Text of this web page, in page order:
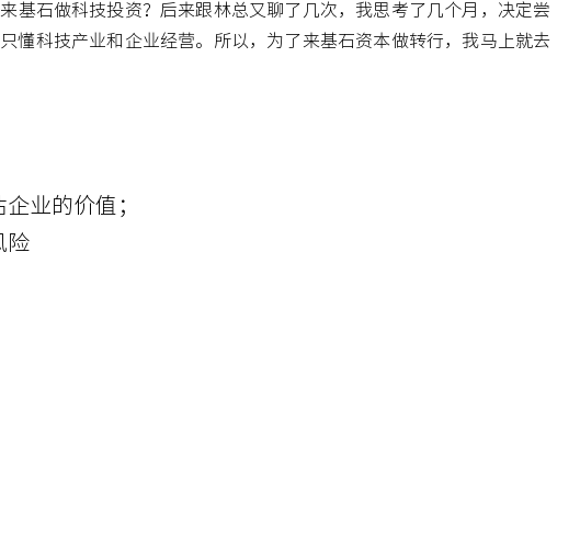
基石做科技投资？后来跟林总又聊了几次，我思考了几个月，决定尝
科技产业和企业经营。所以，为了来基石资本做转行，我马上就去
业的价值；
险